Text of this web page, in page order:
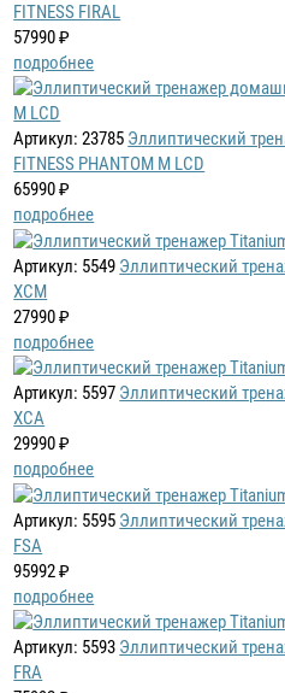
FITNESS FIRAL
57990 ₽
подробнее
Артикул: 23785 Эллиптический
FITNESS PHANTOM M LCD
65990 ₽
подробнее
Артикул: 5549 Эллиптический
XCM
27990 ₽
подробнее
Артикул: 5597 Эллиптический
XCA
29990 ₽
подробнее
Артикул: 5595 Эллиптический
FSA
95992 ₽
подробнее
Артикул: 5593 Эллиптический
FRA